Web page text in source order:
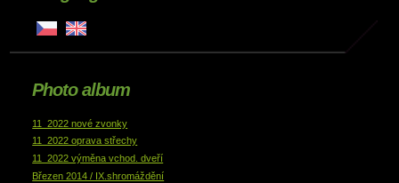
Photo album
11_2022 nové zvonky
11_2022 oprava střechy
11_2022 výměna vchod. dveří
Březen 2014 / IX.shromáždění